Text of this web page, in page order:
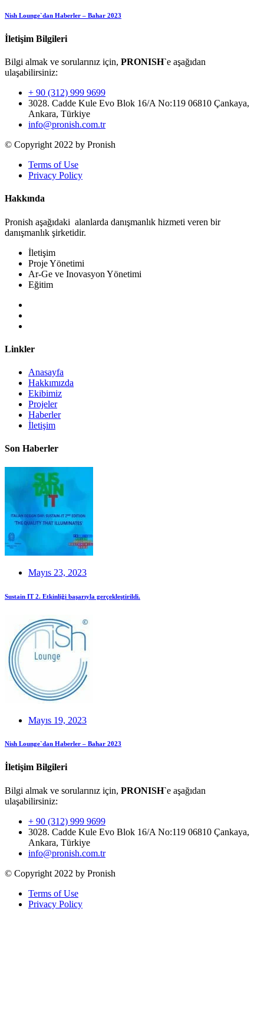
Nish Lounge`dan Haberler – Bahar 2023
İletişim Bilgileri
Bilgi almak ve sorularınız için, PRONISH`e aşağıdan
ulaşabilirsiniz:
+ 90 (312) 999 9699
3028. Cadde Kule Evo Blok 16/A No:119 06810 Çankaya,
Ankara, Türkiye
info@pronish.com.tr
© Copyright 2022 by Pronish
Terms of Use
Privacy Policy
Hakkında
Pronish aşağıdaki alanlarda danışmanlık hizmeti veren bir
danışmanlık şirketidir.
İletişim
Proje Yönetimi
Ar-Ge ve Inovasyon Yönetimi
Eğitim
Linkler
Anasayfa
Hakkımızda
Ekibimiz
Projeler
Haberler
İletişim
Son Haberler
Mayıs 23, 2023
Sustain IT 2. Etkinliği başarıyla gerçekleştirildi.
Mayıs 19, 2023
Nish Lounge`dan Haberler – Bahar 2023
İletişim Bilgileri
Bilgi almak ve sorularınız için, PRONISH`e aşağıdan
ulaşabilirsiniz:
+ 90 (312) 999 9699
3028. Cadde Kule Evo Blok 16/A No:119 06810 Çankaya,
Ankara, Türkiye
info@pronish.com.tr
© Copyright 2022 by Pronish
Terms of Use
Privacy Policy